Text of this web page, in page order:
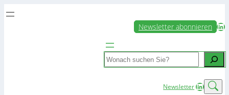
Newsletter abonnieren LinkedIn
Search
NewsletterLinkedIn